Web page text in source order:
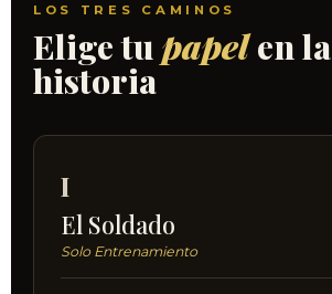
LOS TRES CAMINOS
Elige tu papelen la
historia
I
El Soldado
Solo Entrenamiento